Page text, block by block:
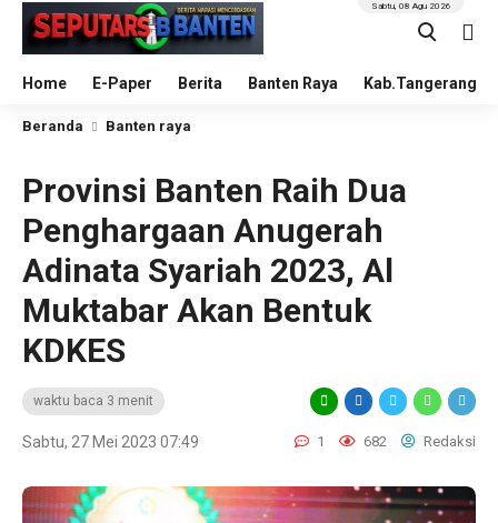
Home E-Paper Berita Banten Raya Kab.Tangerang
Sabtu, 08 Agu 2026
Beranda Banten raya
Provinsi Banten Raih Dua
Penghargaan Anugerah
Adinata Syariah 2023, Al
Muktabar Akan Bentuk
KDKES
waktu baca 3 menit
Sabtu, 27 Mei 2023 07:49 1 682 Redaksi